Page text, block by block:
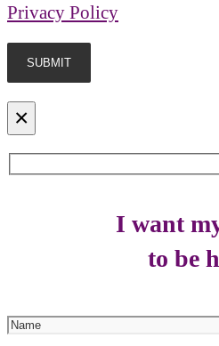
Privacy Policy
×
I want
to be